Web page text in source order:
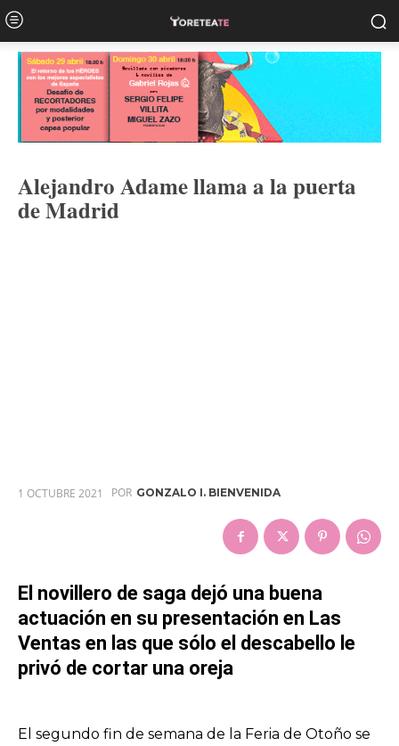
Alejandro Adame llama a la puerta
de Madrid
1 OCTUBRE 2021 POR GONZALO I. BIENVENIDA
El novillero de saga dejó una buena
actuación en su presentación en Las
Ventas en las que sólo el descabello le
privó de cortar una oreja
El segundo fin de semana de la Feria de Otoño se